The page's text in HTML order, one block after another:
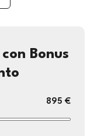
Bonus
895 €